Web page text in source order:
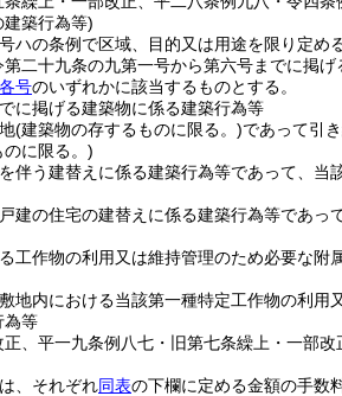
築行為等)
ハの条例で区域、目的又は用途を限り定
第二十九条の九第一号から第六号までに掲
号のいずれかに該当するものとする。
に掲げる建築物に係る建築行為等
(建築物の存するものに限る。)であって引
に限る。)
伴う建替えに係る建築行為等であって、
建の住宅の建替えに係る建築行為等であ
工作物の利用又は維持管理のため必要な附
地内における当該第一種特定工作物の利用
為等
、平一九条例八七・旧第七条繰上・一部
、それぞれ同表の下欄に定める金額の手数